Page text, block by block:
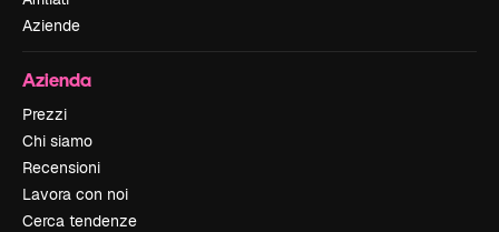
Aziende
Azienda
Prezzi
Chi siamo
Recensioni
Lavora con noi
Cerca tendenze